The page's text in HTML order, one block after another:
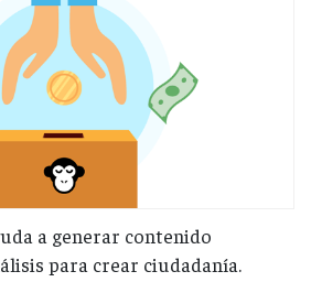
a generar contenido
para crear ciudadanía.